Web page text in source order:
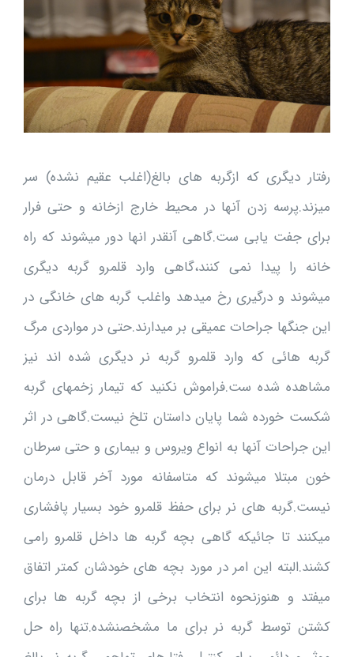
رفتار دیگری که ازگربه های بالغ(اغلب عقیم نشده) سر
میزند.پرسه زدن آنها در محیط خارج ازخانه و حتی فرار
برای جفت یابی ست.گاهی آنقدر انها دور میشوند که راه
خانه را پیدا نمی کنند،گاهی وارد قلمرو گربه دیگری
میشوند و درگیری رخ میدهد واغلب گربه های خانگی در
این جنگها جراحات عمیقی بر میدارند.حتی در مواردی مرگ
گربه هائی که وارد قلمرو گربه نر دیگری شده اند نیز
مشاهده شده ست.فراموش نکنید که تیمار زخمهای گربه
شکست خورده شما پایان داستان تلخ نیست.گاهی در اثر
این جراحات آنها به انواع ویروس و بیماری و حتی سرطان
خون مبتلا میشوند که متاسفانه مورد آخر قابل درمان
نیست.گربه های نر برای حفظ قلمرو خود بسیار پافشاری
میکنند تا جائیکه گاهی بچه گربه ها داخل قلمرو رامی
کشند.البته این امر در مورد بچه های خودشان کمتر اتفاق
میفتد و هنوزنحوه انتخاب برخی از بچه گربه ها برای
کشتن توسط گربه نر برای ما مشخصنشده.تنها راه حل